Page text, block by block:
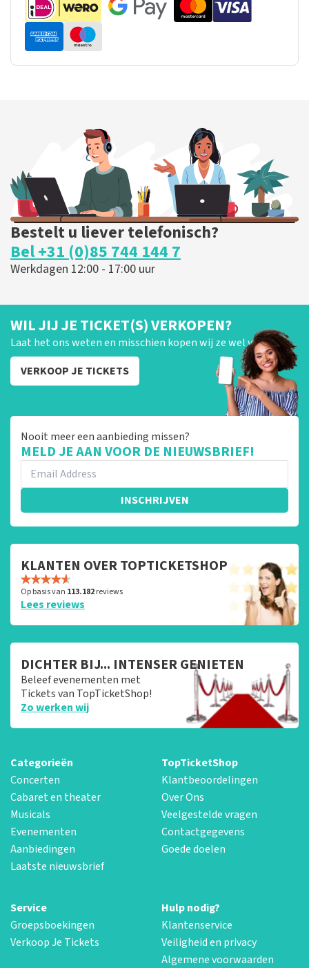
Bestelt u liever telefonisch?
Bel +31 (0)85 744 144 7
Werkdagen 12:00 - 17:00 uur
WIL JIJ JE TICKET(S) VERKOPEN?
Laat het ons weten en misschien kopen wij ze wel van je!
VERKOOP JE TICKETS
Nooit meer een aanbieding missen?
MELD JE AAN VOOR DE NIEUWSBRIEF!
INSCHRIJVEN
KLANTEN OVER TOPTICKETSHOP
Op basis van 113.182reviews
Lees reviews
DICHTER BIJ... INTENSER GENIETEN
Beleef evenementen met
Tickets van TopTicketShop!
Zo werken wij
Categorieën
Concerten
Cabaret en theater
Musicals
Evenementen
Aanbiedingen
Laatste nieuwsbrief
TopTicketShop
Klantbeoordelingen
Over Ons
Veelgestelde vragen
Contactgegevens
Goede doelen
Service
Groepsboekingen
Verkoop Je Tickets
Hulp nodig?
Klantenservice
Veiligheid en privacy
Algemene voorwaarden